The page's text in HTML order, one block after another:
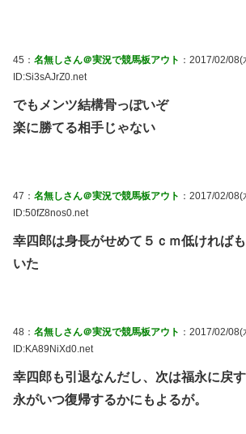
45： 名無しさん＠実況で競馬板アウト ：2017/02/
ID:Si3sAJrZ0.net
でもメンツ結構骨っぽいぞ
楽に勝てる相手じゃない
47： 名無しさん＠実況で競馬板アウト ：2017/02/
ID:50fZ8nos0.net
幸四郎は身長がせめて５ｃｍ低ければ
いた
48： 名無しさん＠実況で競馬板アウト ：2017/02/
ID:KA89NiXd0.net
幸四郎も引退なんだし、次は福永に戻
永がいつ復帰するかにもよるが。